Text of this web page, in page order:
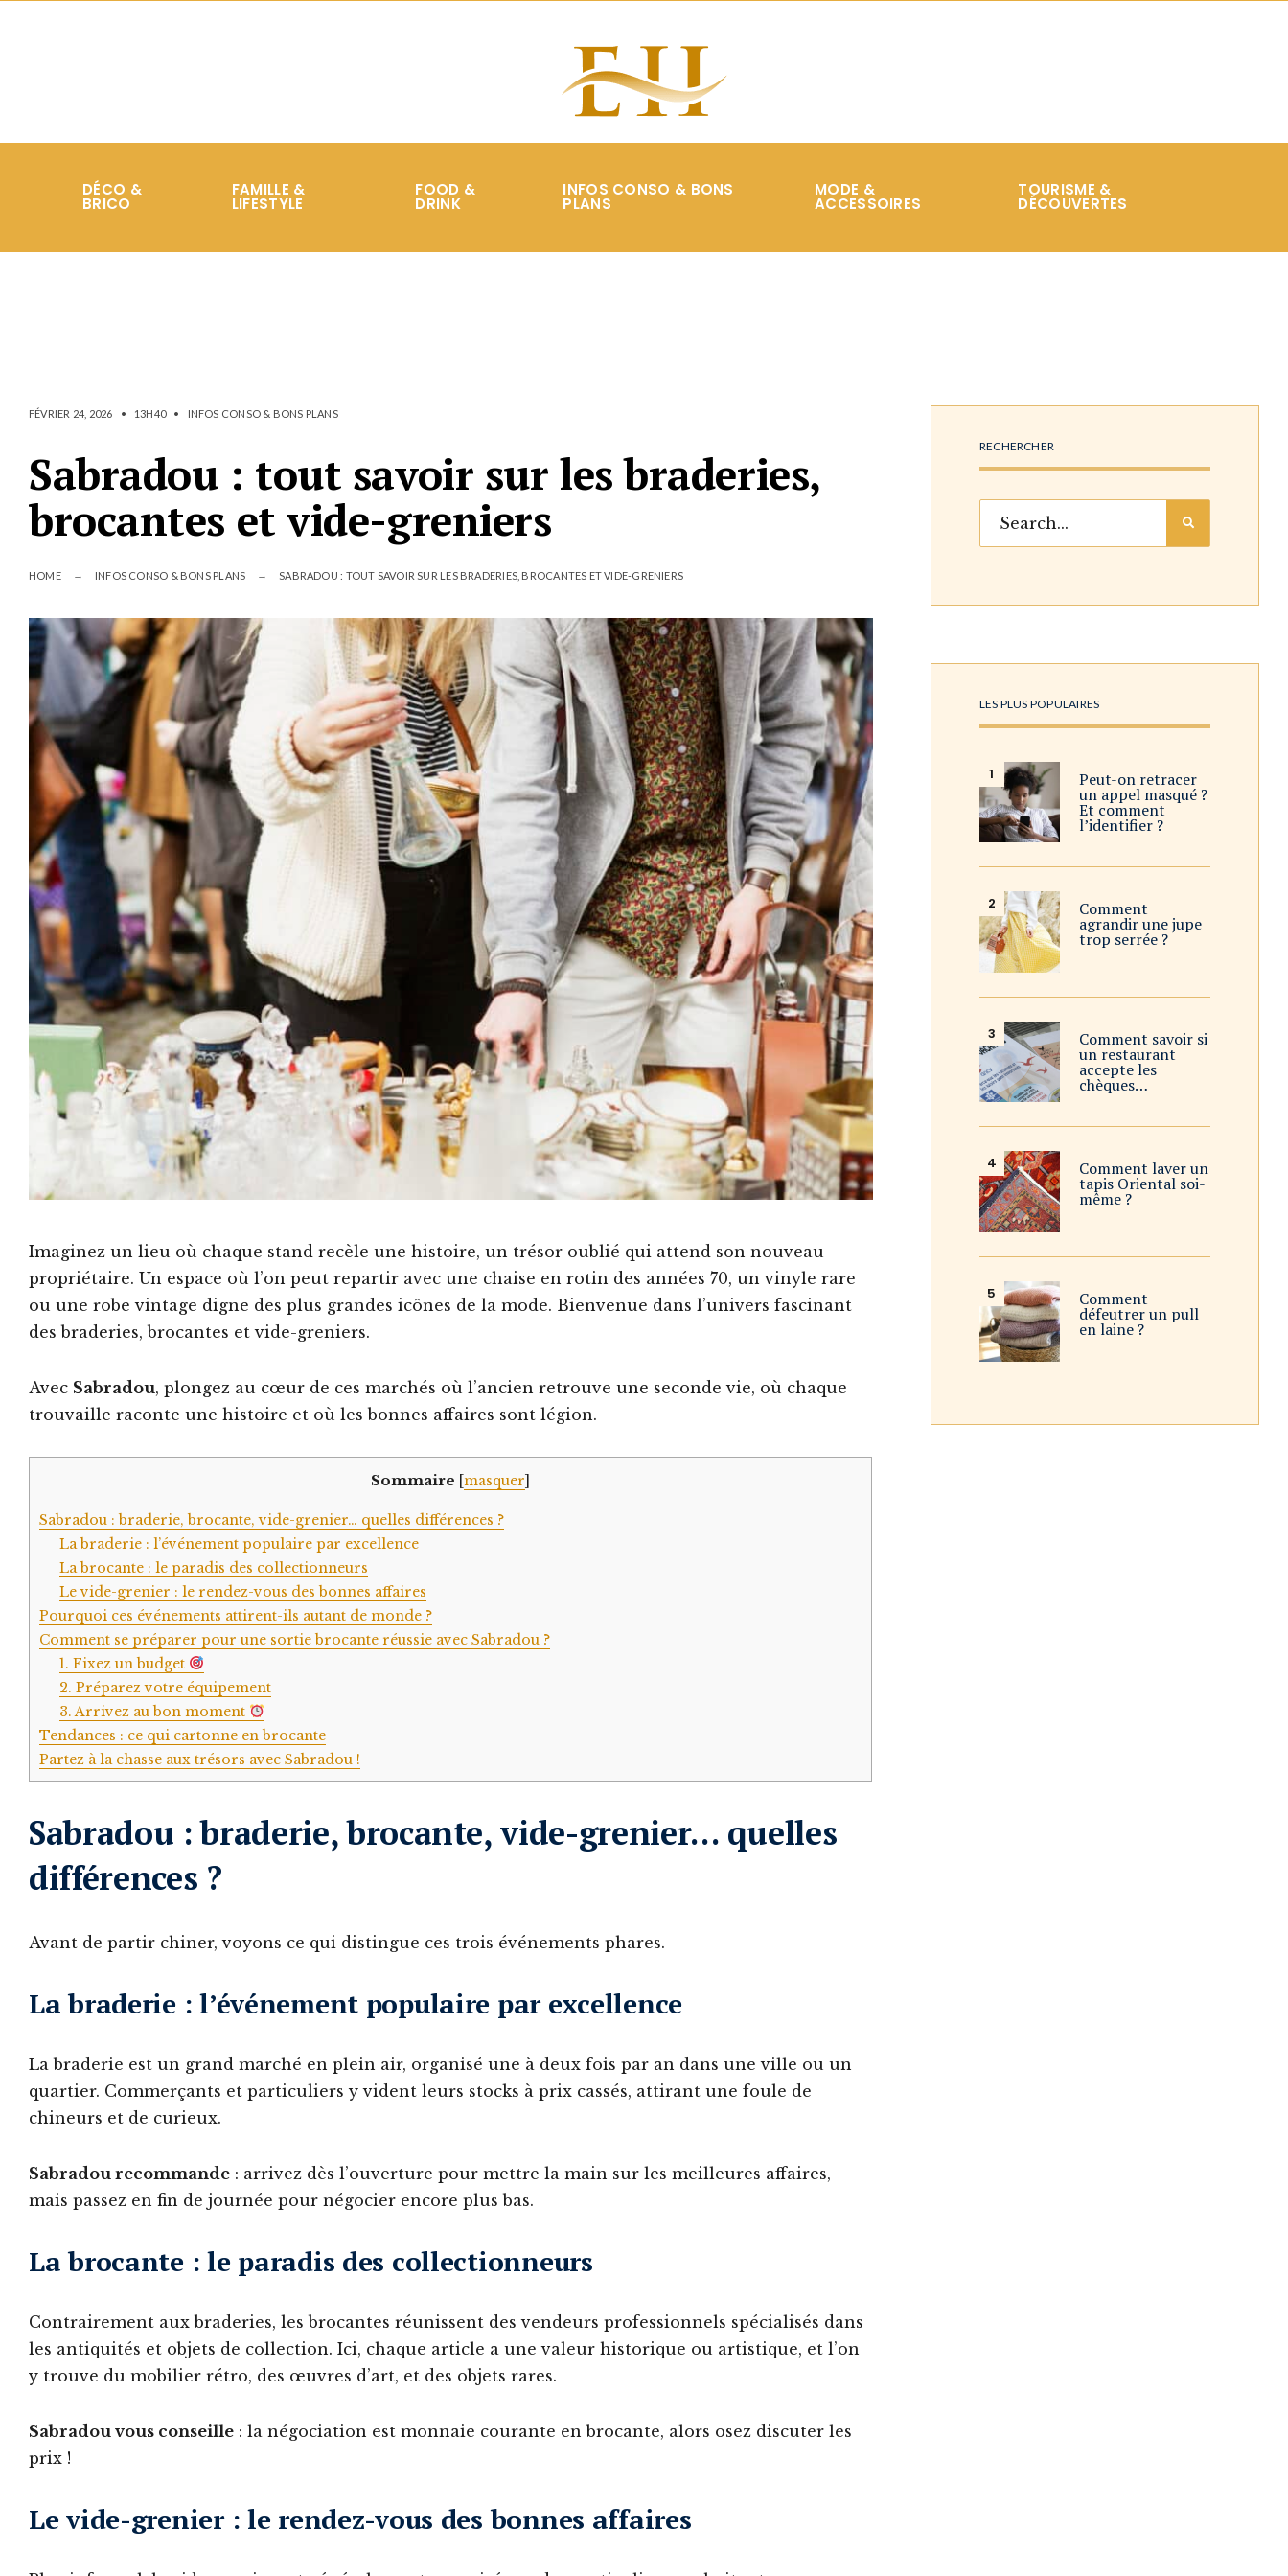
DÉCO &
BRICO
FAMILLE &
LIFESTYLE
FOOD &
DRINK
INFOS CONSO & BONS
PLANS
MODE &
ACCESSOIRES
TOURISME &
DÉCOUVERTES
FÉVRIER 24, 2026 • 13H40 • INFOS CONSO & BONS PLANS
Sabradou : tout savoir sur les braderies,
brocantes et vide-greniers
HOME INFOS CONSO & BONS PLANS SABRADOU : TOUT SAVOIR SUR LES BRADERIES, BROCANTES ET VIDE-GRENIERS
Imaginez un lieu où chaque stand recèle une histoire, un trésor oublié qui attend son nouveau
propriétaire. Un espace où l’on peut repartir avec une chaise en rotin des années 70, un vinyle rare
ou une robe vintage digne des plus grandes icônes de la mode. Bienvenue dans l’univers fascinant
des braderies, brocantes et vide-greniers.
Avec Sabradou, plongez au cœur de ces marchés où l’ancien retrouve une seconde vie, où chaque
trouvaille raconte une histoire et où les bonnes affaires sont légion.
Sommaire masquer
Sabradou : braderie, brocante, vide-grenier… quelles différences ?
La braderie : l’événement populaire par excellence
La brocante : le paradis des collectionneurs
Le vide-grenier : le rendez-vous des bonnes affaires
Pourquoi ces événements attirent-ils autant de monde ?
Comment se préparer pour une sortie brocante réussie avec Sabradou ?
1. Fixez un budget
2. Préparez votre équipement
3. Arrivez au bon moment
Tendances : ce qui cartonne en brocante
Partez à la chasse aux trésors avec Sabradou !
Sabradou : braderie, brocante, vide-grenier… quelles
différences ?
Avant de partir chiner, voyons ce qui distingue ces trois événements phares.
La braderie : l’événement populaire par excellence
La braderie est un grand marché en plein air, organisé une à deux fois par an dans une ville ou un
quartier. Commerçants et particuliers y vident leurs stocks à prix cassés, attirant une foule de
chineurs et de curieux.
Sabradou recommande : arrivez dès l’ouverture pour mettre la main sur les meilleures affaires,
mais passez en fin de journée pour négocier encore plus bas.
La brocante : le paradis des collectionneurs
Contrairement aux braderies, les brocantes réunissent des vendeurs professionnels spécialisés dans
les antiquités et objets de collection. Ici, chaque article a une valeur historique ou artistique, et l’on
y trouve du mobilier rétro, des œuvres d’art, et des objets rares.
Sabradou vous conseille : la négociation est monnaie courante en brocante, alors osez discuter les
prix !
Le vide-grenier : le rendez-vous des bonnes affaires
RECHERCHER
LES PLUS POPULAIRES
Peut-on retracer
un appel masqué ?
Et comment
l’identifier ?
Comment
agrandir une jupe
trop serrée ?
Comment savoir si
un restaurant
accepte les
chèques…
Comment laver un
tapis Oriental soi-
même ?
Comment
défeutrer un pull
en laine ?